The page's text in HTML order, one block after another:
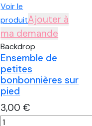
Voir le
produitAjouter à
ma demande
Backdrop
Ensemble de
petites
bonbonnières sur
pied
3,00€
quantité